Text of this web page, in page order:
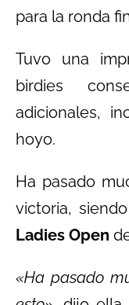
para la ronda
Tuvo una
birdies
adicionales,
hoyo.
Ha pasado
victoria,
Ladies Open
«Ha pasado